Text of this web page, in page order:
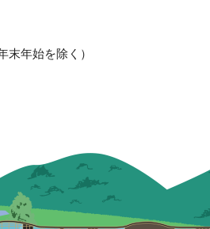
年始を除く）